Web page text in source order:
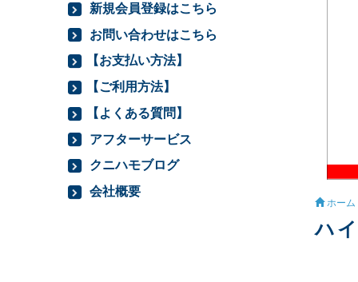
ホーム
ハ
新規会員登録はこちら
お問い合わせはこちら
【お支払い方法】
【ご利用方法】
【よくある質問】
アフターサービス
クニハモブログ
会社概要